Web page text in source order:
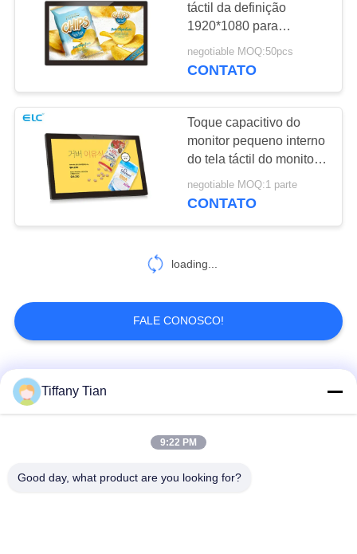
Calendários digitais
Tablet doméstico
6
táctil da definição
1920*1080 para
supermercados
negotiable MOQ:50pcs
CONTATO
Toque capacitivo do
monitor pequeno interno
do tela táctil do monitor
do toque do Lcd
negotiable MOQ:1 parte
CONTATO
loading...
FALE CONOSCO!
Categorias populares
Soluções de Exibição
Tiffany Tian
9:22 PM
Good day, what product are you looking for?